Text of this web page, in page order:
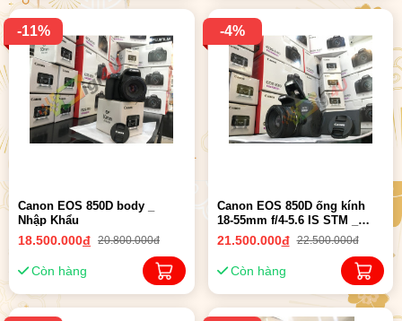
-11%
Canon EOS 850D body _
Nhập Khẩu
18.500.000đ 20.800.000đ
Còn hàng
-4%
Canon EOS 850D ống kính
18-55mm f/4-5.6 IS STM _
Nhập Khẩu
21.500.000đ 22.500.000đ
Còn hàng